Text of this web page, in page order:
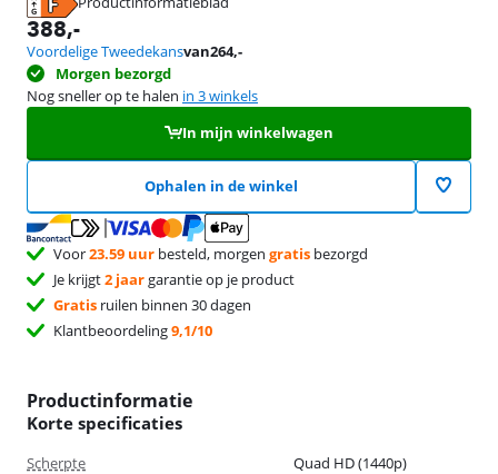
opent in nieuw tabblad
388,-
Voordelige Tweedekansvan264,-
Morgen bezorgd
Nog sneller op te halen in 3 winkels
In mijn winkelwagen
Ophalen in de winkel
Voor23.59 uur besteld, morgen gratis bezorgd
Je krijgt2 jaargarantie op je product
Gratis ruilen binnen 30 dagen
Klantbeoordeling9,1/10
Productinformatie
Korte specificaties
Scherpte
Quad HD (1440p)